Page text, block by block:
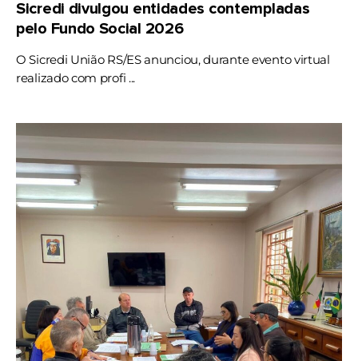
Sicredi divulgou entidades contempladas
pelo Fundo Social 2026
O Sicredi União RS/ES anunciou, durante evento virtual
realizado com profi ...